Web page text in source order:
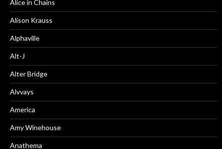
Alice in Chains
Alison Krauss
Alphaville
Alt-J
Alter Bridge
Alvvays
America
Amy Winehouse
Anathema